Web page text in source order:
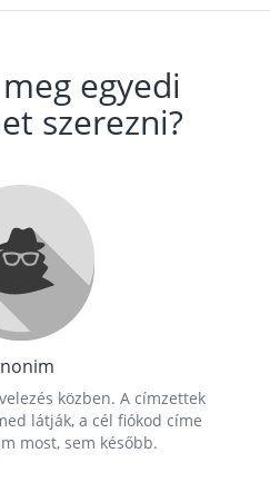
egyedi
szerezni?
közben. A címzettek
látják, a cél fiókod címe
most, sem később.